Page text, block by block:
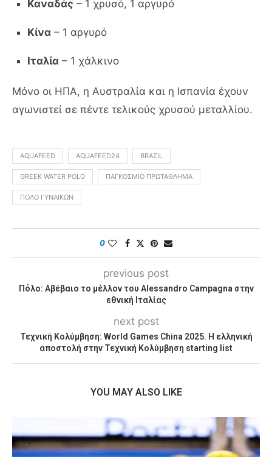
Καναδάς – 1 χρυσό, 1 αργυρό
Κίνα – 1 αργυρό
Ιταλία – 1 χάλκινο
Μόνο οι ΗΠΑ, η Αυστραλία και η Ισπανία έχουν
αγωνιστεί σε πέντε τελικούς χρυσού μεταλλίου.
AQUAFEED AQUAFEED24 BRAZIL
GREEK WATER POLO ΠΑΓΚΌΣΜΙΟ ΠΡΩΤΆΘΛΗΜΑ
ΠΌΛΟ ΓΥΝΑΙΚΏΝ
0
previous post
Πόλο: Αβέβαιο το μέλλον του Alessandro Campagna στην
εθνική Ιταλίας
next post
Τεχνική Κολύμβηση: World Games China 2025. Η ελληνική
αποστολή στην Τεχνική Κολύμβηση starting list
YOU MAY ALSO LIKE